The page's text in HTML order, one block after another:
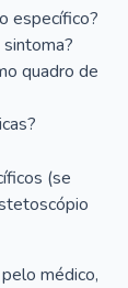
específico?
quadro de
(se
médico,